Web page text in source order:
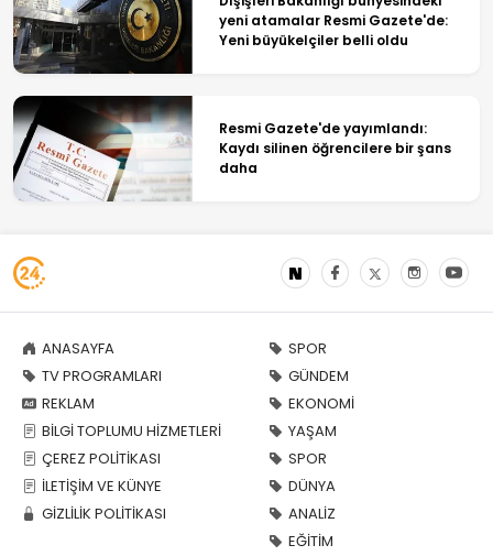
yeni atamalar Resmi Gazete'de:
Yeni büyükelçiler belli oldu
Resmi Gazete'de yayımlandı:
Kaydı silinen öğrencilere bir şans
daha
ANASAYFA
TV PROGRAMLARI
REKLAM
BİLGİ TOPLUMU HİZMETLERİ
ÇEREZ POLİTİKASI
İLETİŞİM VE KÜNYE
GİZLİLİK POLİTİKASI
SPOR
GÜNDEM
EKONOMİ
YAŞAM
SPOR
DÜNYA
ANALİZ
EĞİTİM